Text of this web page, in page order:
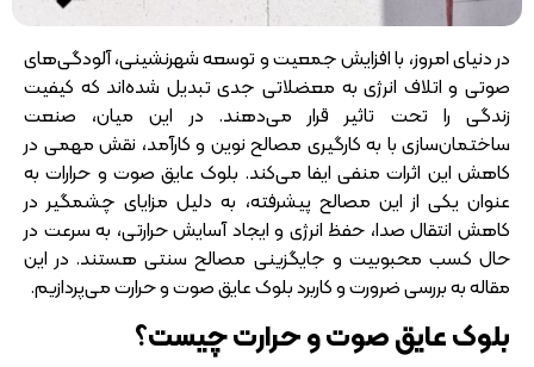
در دنیای امروز، با افزایش جمعیت و توسعه شهرنشینی، آلودگی‌های
صوتی و اتلاف انرژی به معضلاتی جدی تبدیل شده‌اند که کیفیت
زندگی را تحت تاثیر قرار می‌دهند. در این میان، صنعت
ساختمان‌سازی با به کارگیری مصالح نوین و کارآمد، نقش مهمی در
کاهش این اثرات منفی ایفا می‌کند. بلوک عایق صوت و حرارات به
عنوان یکی از این مصالح پیشرفته، به دلیل مزایای چشمگیر در
کاهش انتقال صدا، حفظ انرژی و ایجاد آسایش حرارتی، به سرعت در
حال کسب محبوبیت و جایگزینی مصالح سنتی هستند. در این
مقاله به بررسی ضرورت و کاربرد بلوک عایق صوت و حرارت می‌پردازیم.
بلوک عایق صوت و حرارت چیست؟